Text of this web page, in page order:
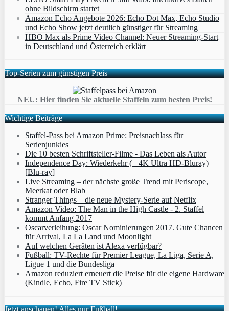
ohne Bildschirm startet
Amazon Echo Angebote 2026: Echo Dot Max, Echo Studio
und Echo Show jetzt deutlich günstiger für Streaming
HBO Max als Prime Video Channel: Neuer Streaming‑Start
in Deutschland und Österreich erklärt
Top-Serien zum günstigen Preis
NEU: Hier finden Sie aktuelle Staffeln zum besten Preis!
Wichtige Beiträge
Staffel-Pass bei Amazon Prime: Preisnachlass für
Serienjunkies
Die 10 besten Schriftsteller-Filme - Das Leben als Autor
Independence Day: Wiederkehr (+ 4K Ultra HD-Bluray)
[Blu-ray]
Live Streaming – der nächste große Trend mit Periscope,
Meerkat oder Blab
Stranger Things – die neue Mystery-Serie auf Netflix
Amazon Video: The Man in the High Castle - 2. Staffel
kommt Anfang 2017
Oscarverleihung: Oscar Nominierungen 2017. Gute Chancen
für Arrival, La La Land und Moonlight
Auf welchen Geräten ist Alexa verfügbar?
Fußball: TV-Rechte für Premier League, La Liga, Serie A,
Ligue 1 und die Bundesliga
Amazon reduziert erneuert die Preise für die eigene Hardware
(Kindle, Echo, Fire TV Stick)
Jetzt anschauen! Alles nur Fußball!